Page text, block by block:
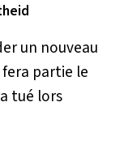
un nouveau
partie le
tué lors